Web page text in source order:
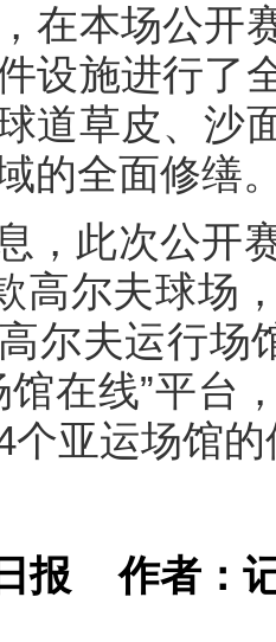
在本场公开
设施进行了
道草皮、沙
的全面修缮
，此次公开
高尔夫球场
夫运行场
馆在线”平台
个亚运场馆
日报作者：